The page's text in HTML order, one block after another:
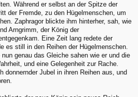
Während er selbst an der Spitze der
der Fremde, zu den Hügelmenschen, um
Zaphragor blickte ihm hinterher, sah, wie
Arngrimm, der König der
Eine Zeit lang redete der
es still in den Reihen der Hügelmenschen.
genau das Gleiche sahen wie er und die
und eine Gelegenheit zur Rache.
donnernder Jubel in ihren Reihen aus, und